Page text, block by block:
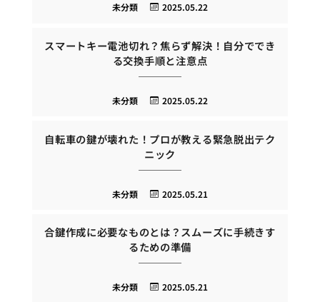
2025.05.22
未分類
スマートキー電池切れ？焦らず解決！自分ででき
る交換手順と注意点
2025.05.22
未分類
自転車の鍵が壊れた！プロが教える緊急脱出テク
ニック
2025.05.21
未分類
合鍵作成に必要なものとは？スムーズに手続きす
るための準備
2025.05.21
未分類